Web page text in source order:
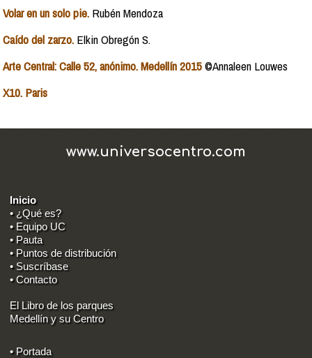
Volar en un solo pie. Rubén Mendoza
Caído del zarzo. Elkin Obregón S.
Arte Central: Calle 52, anónimo. Medellín 2015©Annaleen Louwes
X10. Paris
www.universocentro.com
Inicio
• ¿Qué es?
• Equipo UC
• Pauta
• Puntos de distribución
• Suscríbase
• Contacto
El Libro de los parques
Medellín y su Centro
• Portada